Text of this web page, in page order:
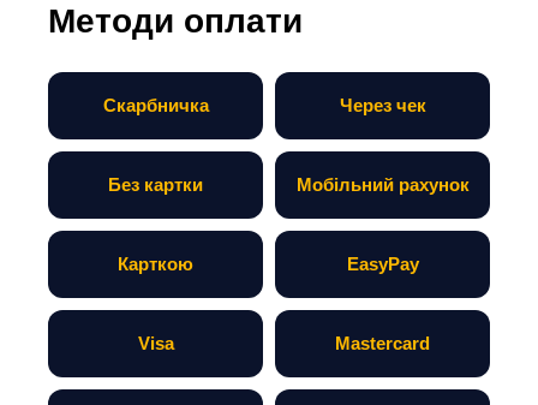
Методи оплати
Скарбничка Через чек
Без картки Мобільний рахунок
Карткою EasyPay
Visa Mastercard